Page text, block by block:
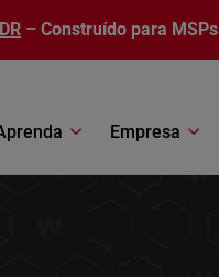
– Construído para MSPs
Empresa